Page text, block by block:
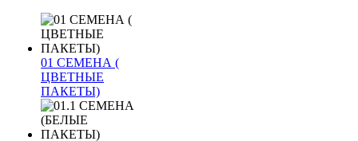
01 СЕМЕНА (
ЦВЕТНЫЕ
ПАКЕТЫ)